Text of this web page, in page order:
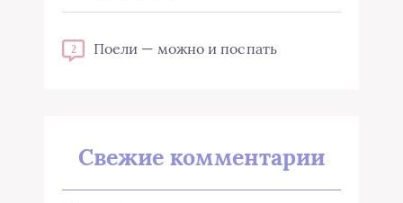
2 Поели — можно и поспать
Свежие комментарии